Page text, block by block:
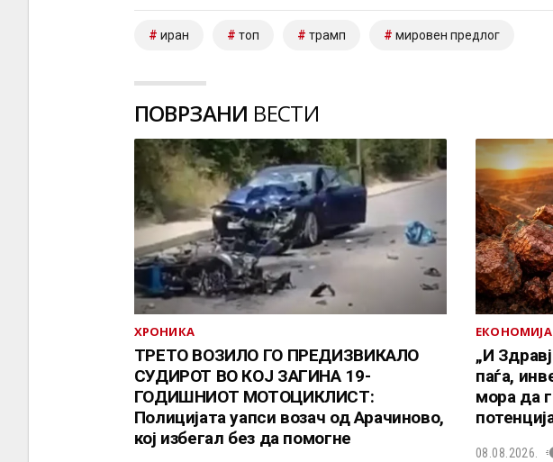
иран топ трамп мировен предлог
ПОВРЗАНИ ВЕСТИ
ХРОНИКА
ТРЕТО ВОЗИЛО ГО ПРЕДИЗВИКАЛО
СУДИРОТ ВО КОЈ ЗАГИНА 19-
ГОДИШНИОТ МОТОЦИКЛИСТ:
Полицијата уапси возач од Арачиново,
кој избегал без да помогне
ЕКОНОМИЈА
„И
паѓа,
мора да
08.08.2026.